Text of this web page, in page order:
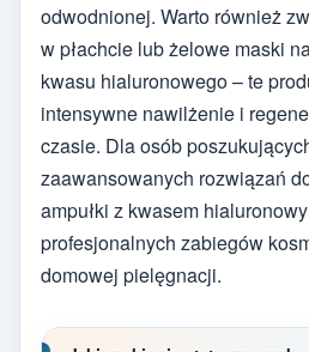
odwodnionej. Warto również
w płachcie lub żelowe maski
kwasu hialuronowego – te
intensywne nawilżenie i
czasie. Dla osób
zaawansowanych rozwiązań
ampułki z kwasem
profesjonalnych zabiegów
domowej pielęgnacji.